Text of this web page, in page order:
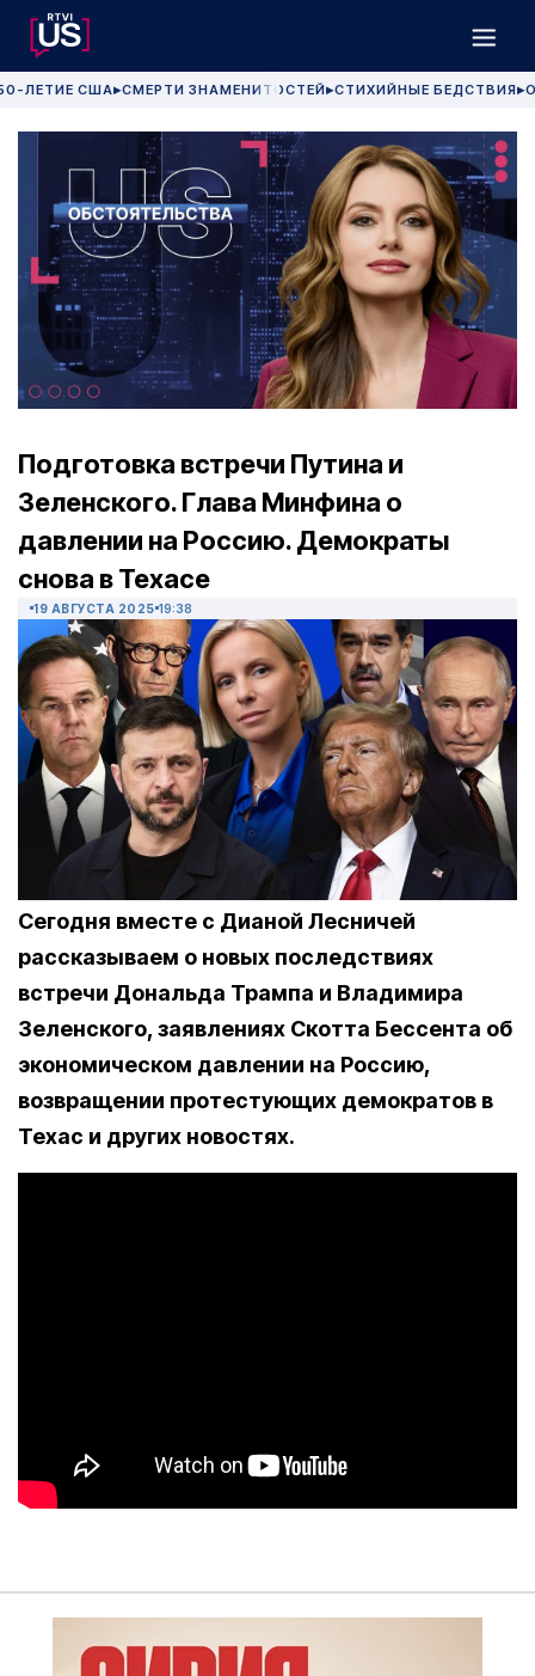
ЛЕТИЕ США▶СМЕРТИ ЗНАМЕНИТОСТЕЙ▶СТИХИЙНЫЕ БЕДСТВИЯ▶
Подготовка встречи Путина и
Зеленского. Глава Минфина о
давлении на Россию. Демократы
снова в Техасе
19 АВГУСТА 2025 19:38
Сегодня вместе с Дианой Лесничей
рассказываем о новых последствиях
встречи Дональда Трампа и Владимира
Зеленского, заявлениях Скотта Бессента об
экономическом давлении на Россию,
возвращении протестующих демократов в
Техас и других новостях.